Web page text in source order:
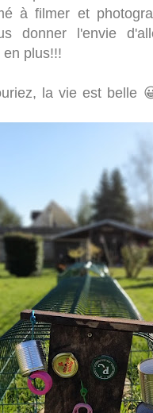
à filmer et
donner l'envie
plus!!!
la vie est belle